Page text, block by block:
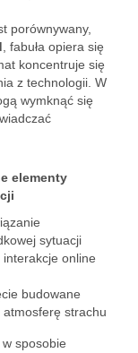
porównywany,
, fabuła opiera się
koncentruje się
z technologii. W
wymknąć się
elementy
sytuacji
interakcje online
budowane
atmosferę strachu
sposobie